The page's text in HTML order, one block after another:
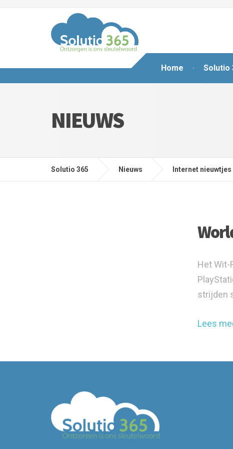
Home Solutio
NIEUWS
Solutio 365 Nieuws Internet nieuwtjes
Het Wit-
strijden
Lees